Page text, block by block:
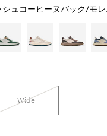
シュコーヒーヌバック/モ
Wide